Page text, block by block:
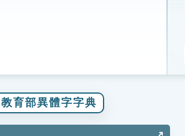
教育部異體字字典